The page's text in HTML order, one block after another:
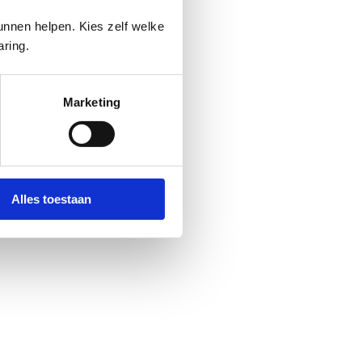
helpen. Kies zelf welke
Marketing
Alles toestaan